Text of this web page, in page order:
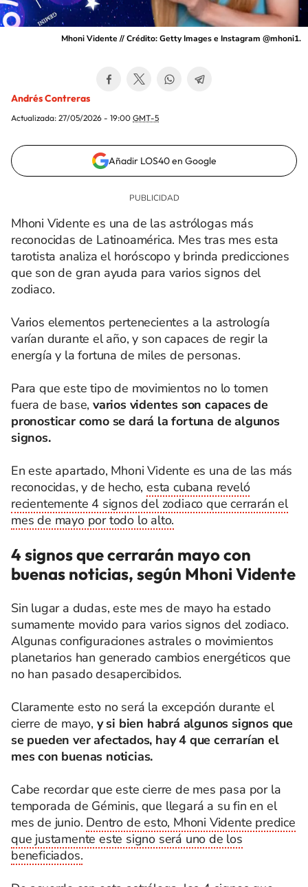
Mhoni Vidente // Crédito: Getty Images e Instagram @mhoni1.
Andrés Contreras
Actualizada: 27/05/2026 - 19:00 GMT-5
Añadir LOS40 en Google
Mhoni Vidente es una de las astrólogas más
reconocidas de Latinoamérica. Mes tras mes esta
tarotista analiza el horóscopo y brinda predicciones
que son de gran ayuda para varios signos del
zodiaco.
Varios elementos pertenecientes a la astrología
varían durante el año, y son capaces de regir la
energía y la fortuna de miles de personas.
Para que este tipo de movimientos no lo tomen
fuera de base,varios videntes son capaces de
pronosticar como se dará la fortuna de algunos
signos.
En este apartado, Mhoni Vidente es una de las más
reconocidas, y de hecho,esta cubana reveló
recientemente 4 signos del zodiaco que cerrarán el
mes de mayo por todo lo alto.
4 signos que cerrarán mayo con
buenas noticias, según Mhoni Vidente
Sin lugar a dudas, este mes de mayo ha estado
sumamente movido para varios signos del zodiaco.
Algunas configuraciones astrales o movimientos
planetarios han generado cambios energéticos que
no han pasado desapercibidos.
Claramente esto no será la excepción durante el
cierre de mayo, y si bien habrá algunos signos que
se pueden ver afectados, hay 4 que cerrarían el
mes con buenas noticias.
Cabe recordar que este cierre de mes pasa por la
temporada de Géminis, que llegará a su fin en el
mes de junio. Dentro de esto, Mhoni Vidente predice
que justamente este signo será uno de los
beneficiados.